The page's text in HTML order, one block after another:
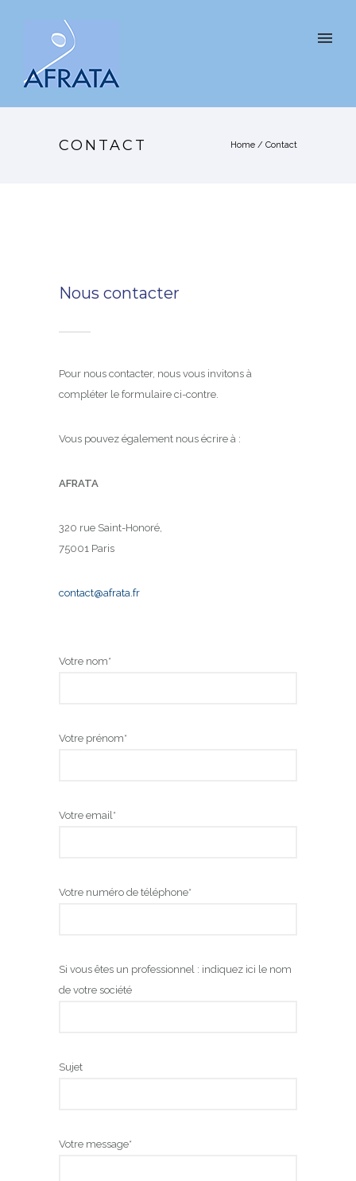
CONTACT Home / Contact
Nous contacter
Pour nous contacter, nous vous invitons à
compléter le formulaire ci-contre.
Vous pouvez également nous écrire à :
AFRATA
320 rue Saint-Honoré,
75001 Paris
contact@afrata.fr
Votre nom*
Votre prénom*
Votre email*
Votre numéro de téléphone*
Si vous êtes un professionnel : indiquez ici le nom
de votre société
Sujet
Votre message*